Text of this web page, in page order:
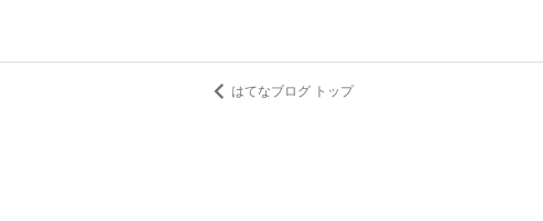
はてなブログ トップ